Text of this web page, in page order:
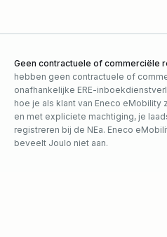
Geen contractuele of commerciële
hebben geen contractuele of
onafhankelijke ERE-
hoe je als klant van Eneco eMobility
en met expliciete machtiging, je
registreren bij de NEa. Eneco
beveelt Joulo niet aan.